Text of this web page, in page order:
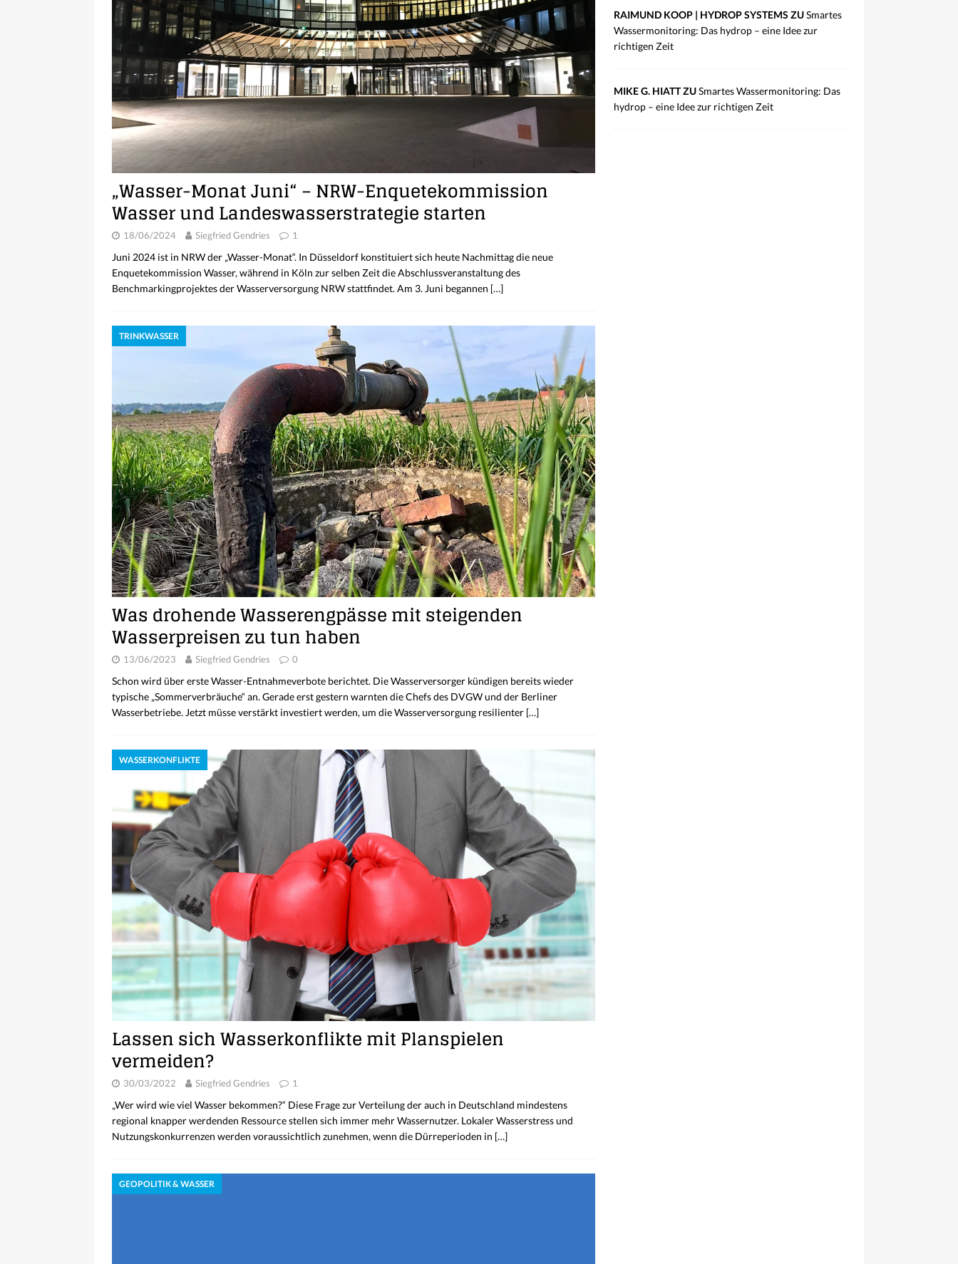
„Wasser-Monat Juni“ – NRW-Enquetekommission
Wasser und Landeswasserstrategie starten
18/06/2024 Siegfried Gendries 1
Juni 2024 ist in NRW der „Wasser-Monat“. In Düsseldorf konstituiert sich heute Nachmittag die neue
Enquetekommission Wasser, während in Köln zur selben Zeit die Abschlussveranstaltung des
Benchmarkingprojektes der Wasserversorgung NRW stattfindet. Am 3. Juni begannen […]
TRINKWASSER
Was drohende Wasserengpässe mit steigenden
Wasserpreisen zu tun haben
13/06/2023 Siegfried Gendries 0
Schon wird über erste Wasser-Entnahmeverbote berichtet. Die Wasserversorger kündigen bereits wieder
typische „Sommerverbräuche“ an. Gerade erst gestern warnten die Chefs des DVGW und der Berliner
Wasserbetriebe. Jetzt müsse verstärkt investiert werden, um die Wasserversorgung resilienter […]
WASSERKONFLIKTE
Lassen sich Wasserkonflikte mit Planspielen
vermeiden?
30/03/2022 Siegfried Gendries 1
„Wer wird wie viel Wasser bekommen?“ Diese Frage zur Verteilung der auch in Deutschland mindestens
regional knapper werdenden Ressource stellen sich immer mehr Wassernutzer. Lokaler Wasserstress und
Nutzungskonkurrenzen werden voraussichtlich zunehmen, wenn die Dürreperioden in […]
GEOPOLITIK & WASSER
RAIMUND KOOP | HYDROP SYSTEMS ZUSmartes
Wassermonitoring: Das hydrop – eine Idee zur
richtigen Zeit
MIKE G. HIATT ZUSmartes Wassermonitoring: Das
hydrop – eine Idee zur richtigen Zeit